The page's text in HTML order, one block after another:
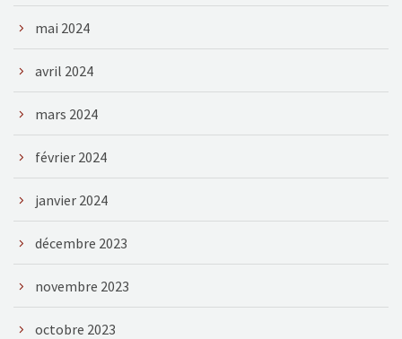
mai 2024
avril 2024
mars 2024
février 2024
janvier 2024
décembre 2023
novembre 2023
octobre 2023